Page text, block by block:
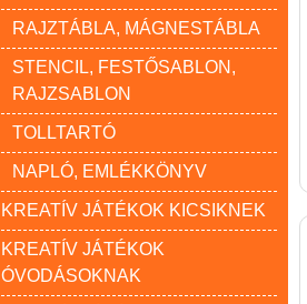
RAJZTÁBLA, MÁGNESTÁBLA
STENCIL, FESTŐSABLON,
RAJZSABLON
TOLLTARTÓ
NAPLÓ, EMLÉKKÖNYV
KREATÍV JÁTÉKOK KICSIKNEK
KREATÍV JÁTÉKOK
ÓVODÁSOKNAK